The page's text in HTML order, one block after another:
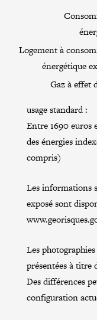
Logement à
énergétique
Gaz à effet
usage standard :
Entre 1690 euros
des énergies
compris)
Les informations
exposé sont
Les
présentées à titre
Des différences
configuration